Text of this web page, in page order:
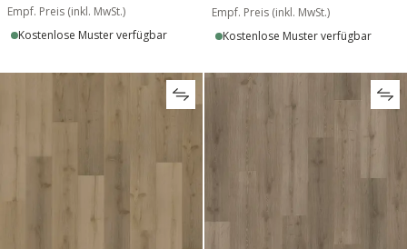
Empf. Preis (inkl. MwSt.)
Kostenlose Muster verfügbar
Empf. Preis (inkl. MwSt.)
Kostenlose Muster verfügbar